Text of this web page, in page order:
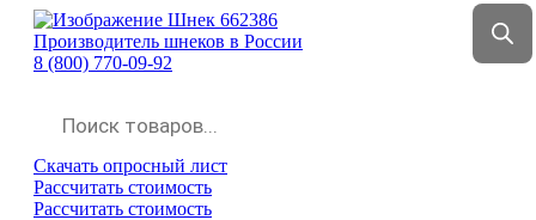
Производитель шнеков в России
8 (800) 770-09-92
товаров
Скачать опросный лист
Рассчитать стоимость
Рассчитать стоимость